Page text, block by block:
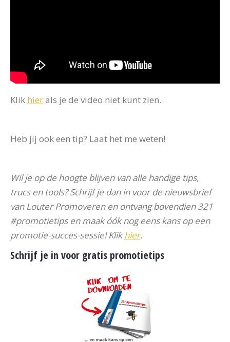
Klik hierals je de video niet kunt zien.
Heb jij ook een tip? Laat het me weten!
Wil je op de hoogte blijven van alle handige tips,
trucs en tools? Schrijf je dan in voor de nieuwsbrief
van Louter Promoveren en ontvang bovendien 321
#promotietips en maak óók nog eens kans op een
promotie-succes-sessie! Klikhier.
Schrijf je in voor gratis promotietips